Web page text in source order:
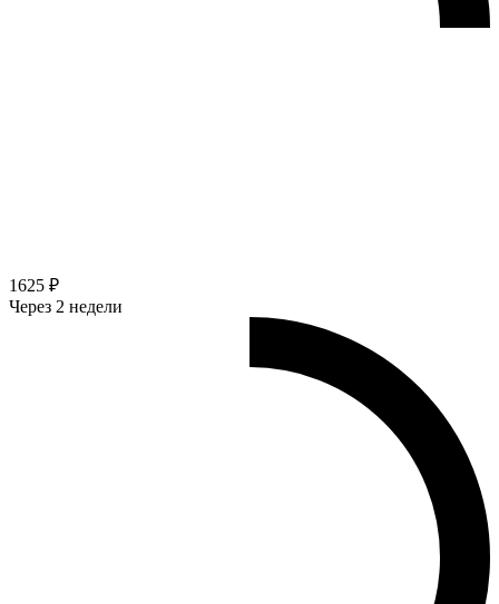
1625 ₽
Через 2 недели